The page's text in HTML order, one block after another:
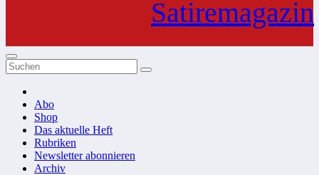
Satiremagazin
Abo
Shop
Das aktuelle Heft
Rubriken
Newsletter abonnieren
Archiv